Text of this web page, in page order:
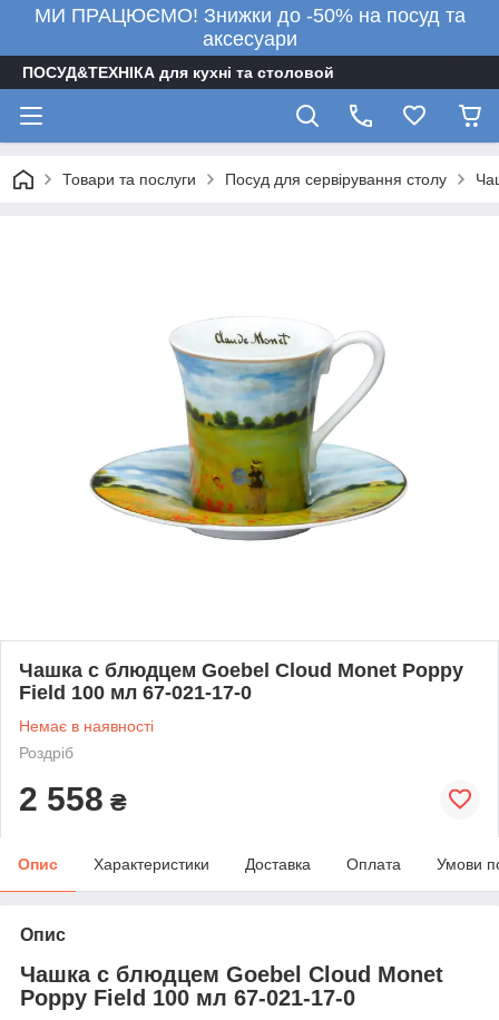
МИ ПРАЦЮЄМО! Знижки до -50% на посуд та
аксесуари
ПОСУД&ТЕХНІКА для кухні та столовой
Товари та послуги Посуд для сервірування столу
Чашка с блюдцем Goebel Cloud Monet Poppy
Field 100 мл 67-021-17-0
Немає в наявності
Роздріб
2 558 ₴
Опис Характеристики Доставка Оплата Умови
Опис
Чашка с блюдцем Goebel Cloud Monet
Poppy Field 100 мл 67-021-17-0